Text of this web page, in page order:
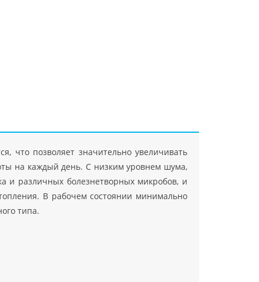
что позволяет значительно увеличивать
на каждый день. С низким уровнем шума,
и различных болезнетворных микробов, и
В рабочем состоянии минимально
типа.